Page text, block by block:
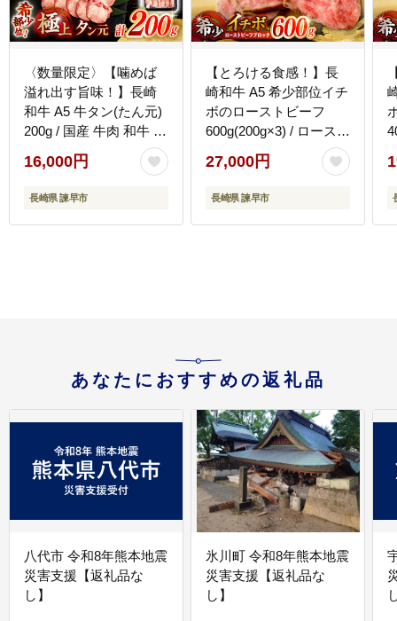
〈数量限定〉【噛めば
溢れ出す旨味！】長崎
和牛 A5 牛タン(たん元)
200g / 国産 牛肉 和牛 牛
たん ぎゅうたん ギュウ
タン タン たん たん元 /
諫早市 / 野中精肉店
16,000円
長崎県 諫早市
【とろける食感！】長
崎和牛 A5 希少部位イチ
ボのローストビーフ
600g(200g×3) / ロースト
ビーフ 牛肉 国産 ろーす
とびーふ ブロック いち
ぼ / 諫早市 / 野中精肉店
27,000円
長崎県 諫早市
あなたにおすすめの返礼品
八代市 令和8年熊本地震
災害支援【返礼品な
し】
氷川町 令和8年熊本地震
災害支援【返礼品な
し】